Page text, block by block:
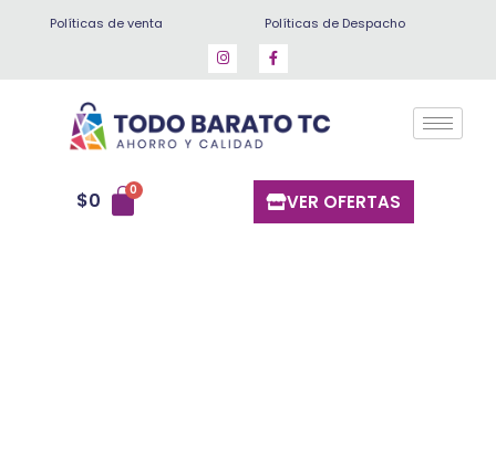
Políticas de venta Políticas de Despacho
$0 VER OFERTAS